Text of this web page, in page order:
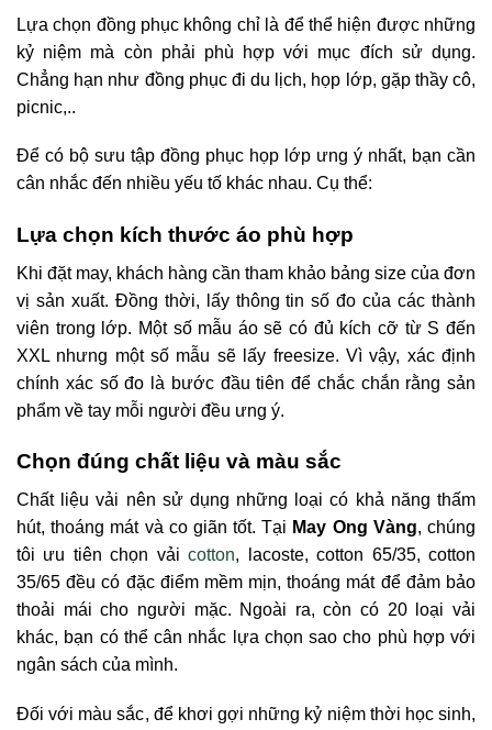
Lựa chọn đồng phục không chỉ là để thể hiện được những
kỷ niệm mà còn phải phù hợp với mục đích sử dụng.
Chẳng hạn như đồng phục đi du lịch, họp lớp, gặp thầy cô,
picnic,..
Để có bộ sưu tập đồng phục họp lớp ưng ý nhất, bạn cần
cân nhắc đến nhiều yếu tố khác nhau. Cụ thể:
Lựa chọn kích thước áo phù hợp
Khi đặt may, khách hàng cần tham khảo bảng size của đơn
vị sản xuất. Đồng thời, lấy thông tin số đo của các thành
viên trong lớp. Một số mẫu áo sẽ có đủ kích cỡ từ S đến
XXL nhưng một số mẫu sẽ lấy freesize. Vì vậy, xác định
chính xác số đo là bước đầu tiên để chắc chắn rằng sản
phẩm về tay mỗi người đều ưng ý.
Chọn đúng chất liệu và màu sắc
Chất liệu vải nên sử dụng những loại có khả năng thấm
hút, thoáng mát và co giãn tốt. Tại May Ong Vàng, chúng
tôi ưu tiên chọn vảicotton, lacoste, cotton 65/35, cotton
35/65 đều có đặc điểm mềm mịn, thoáng mát để đảm bảo
thoải mái cho người mặc. Ngoài ra, còn có 20 loại vải
khác, bạn có thể cân nhắc lựa chọn sao cho phù hợp với
ngân sách của mình.
Đối với màu sắc, để khơi gợi những kỷ niệm thời học sinh,